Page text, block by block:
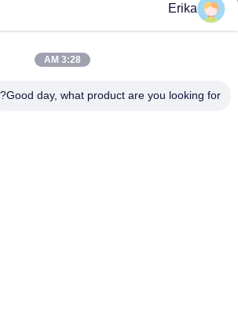
في تطوير وتصنيع وبيع معدات الثروة الحيوانية.
روابط سريعة
منتجات
معلومات عنا
ضبط الجودة
Erika
3:28 AM
Good day, what product are you looking for?